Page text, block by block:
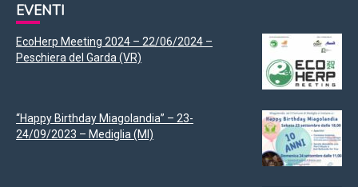
EVENTI
EcoHerp Meeting 2024 – 22/06/2024 –
Peschiera del Garda (VR)
“Happy Birthday Miagolandia” – 23-
24/09/2023 – Mediglia (MI)